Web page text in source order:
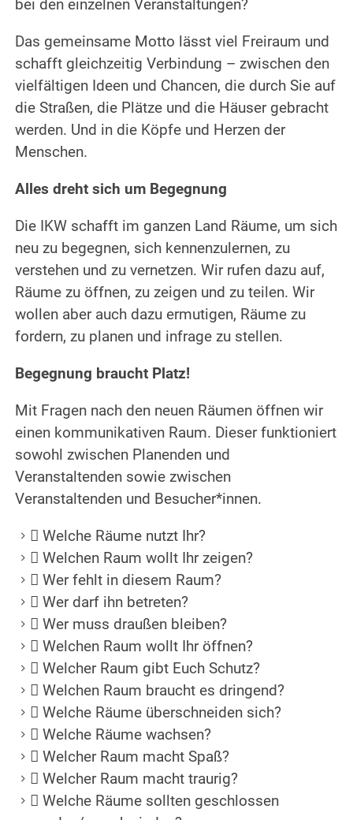
bei den einzelnen Veranstaltungen?
Das gemeinsame Motto lässt viel Freiraum und
schafft gleichzeitig Verbindung – zwischen den
vielfältigen Ideen und Chancen, die durch Sie auf
die Straßen, die Plätze und die Häuser gebracht
werden. Und in die Köpfe und Herzen der
Menschen.
Alles dreht sich um Begegnung
Die IKW schafft im ganzen Land Räume, um sich
neu zu begegnen, sich kennenzulernen, zu
verstehen und zu vernetzen. Wir rufen dazu auf,
Räume zu öffnen, zu zeigen und zu teilen. Wir
wollen aber auch dazu ermutigen, Räume zu
fordern, zu planen und infrage zu stellen.
Begegnung braucht Platz!
Mit Fragen nach den neuen Räumen öffnen wir
einen kommunikativen Raum. Dieser funktioniert
sowohl zwischen Planenden und
Veranstaltenden sowie zwischen
Veranstaltenden und Besucher*innen.
 Welche Räume nutzt Ihr?
 Welchen Raum wollt Ihr zeigen?
 Wer fehlt in diesem Raum?
 Wer darf ihn betreten?
 Wer muss draußen bleiben?
 Welchen Raum wollt Ihr öffnen?
 Welcher Raum gibt Euch Schutz?
 Welchen Raum braucht es dringend?
 Welche Räume überschneiden sich?
 Welche Räume wachsen?
 Welcher Raum macht Spaß?
 Welcher Raum macht traurig?
 Welche Räume sollten geschlossen